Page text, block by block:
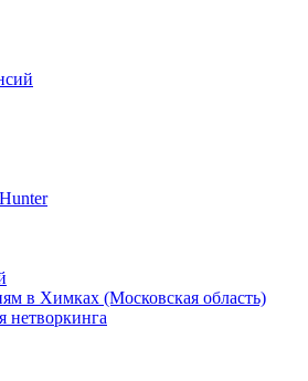
в Химках (Московская область)
нетворкинга